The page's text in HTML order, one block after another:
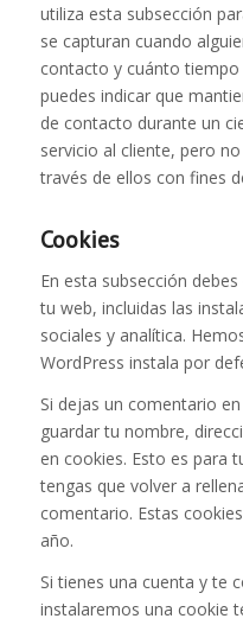
utiliza esta subsección
se capturan cuando
contacto y cuánto
puedes indicar que
de contacto durante un
servicio al cliente, pero
través de ellos con fines
Cookies
En esta subsección
tu web, incluidas las
sociales y analítica.
WordPress instala por
Si dejas un comentario
guardar tu nombre,
en cookies. Esto es para
tengas que volver a
comentario. Estas
año.
Si tienes una cuenta y te
instalaremos una cookie